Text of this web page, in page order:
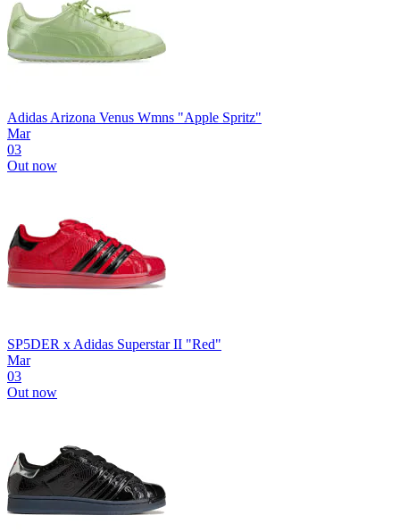
Adidas Arizona Venus Wmns "Apple Spritz"
Mar
03
Out now
SP5DER x Adidas Superstar II "Red"
Mar
03
Out now